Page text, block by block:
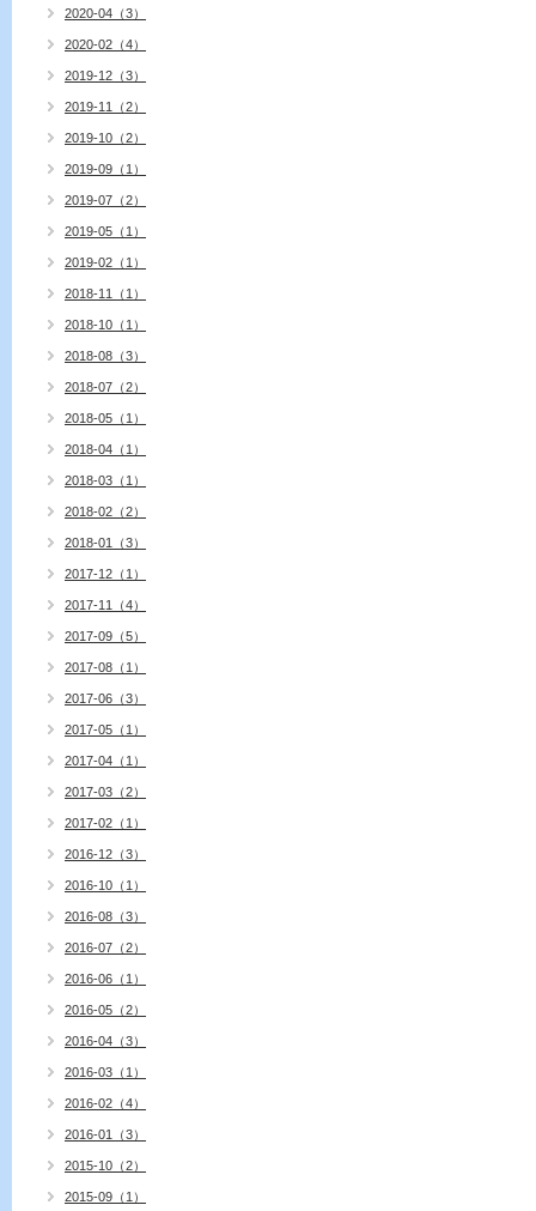
2020-04（3）
2020-02（4）
2019-12（3）
2019-11（2）
2019-10（2）
2019-09（1）
2019-07（2）
2019-05（1）
2019-02（1）
2018-11（1）
2018-10（1）
2018-08（3）
2018-07（2）
2018-05（1）
2018-04（1）
2018-03（1）
2018-02（2）
2018-01（3）
2017-12（1）
2017-11（4）
2017-09（5）
2017-08（1）
2017-06（3）
2017-05（1）
2017-04（1）
2017-03（2）
2017-02（1）
2016-12（3）
2016-10（1）
2016-08（3）
2016-07（2）
2016-06（1）
2016-05（2）
2016-04（3）
2016-03（1）
2016-02（4）
2016-01（3）
2015-10（2）
2015-09（1）